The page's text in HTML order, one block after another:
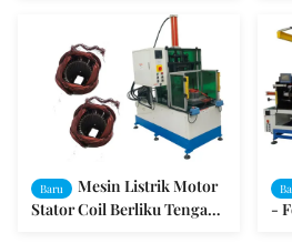
Baru
Mesin Listrik Motor
Stator Coil Berliku Tengah
-